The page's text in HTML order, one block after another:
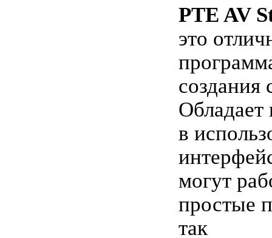
PTE AV
это
создания
в
могут
простые
так